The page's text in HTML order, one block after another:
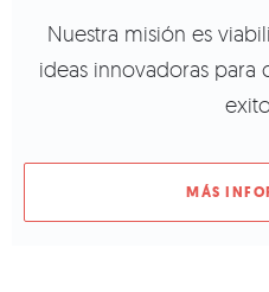
Nuestra misión es
ideas innovadoras para
MÁS